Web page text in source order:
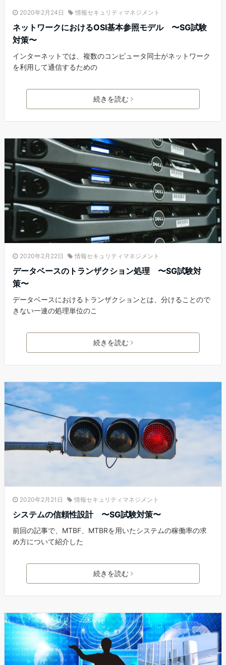
2020年2月24日 情報セキュリティマネジメント
ネットワークにおけるOSI基本参照モデル 〜SG試験
対策〜
インターネットでは、複数のコンピュータ同士がネットワーク
を利用して通信するための
続きを読む
2020年2月22日 情報セキュリティマネジメント
データベースのトランザクション処理 〜SG試験対
策〜
データベースにおけるトランザクションとは、分けることので
きない一連の処理単位のこ
続きを読む
2020年2月21日 情報セキュリティマネジメント
システムの信頼性設計 〜SG試験対策〜
前回の記事で、MTBF、MTBRを用いたシステムの稼働率の求
め方について紹介した
続きを読む